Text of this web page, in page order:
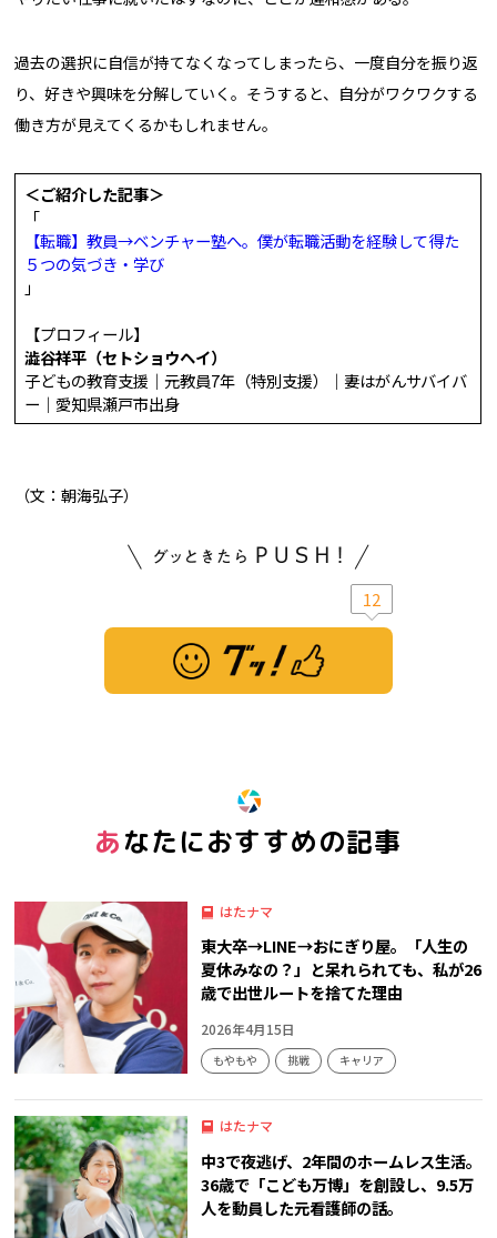
過去の選択に自信が持てなくなってしまったら、一度自分を振り返
り、好きや興味を分解していく。そうすると、自分がワクワクする
働き方が見えてくるかもしれません。
＜ご紹介した記事＞
「
【転職】教員→ベンチャー塾へ。僕が転職活動を経験して得た
５つの気づき・学び
」
【プロフィール】
澁谷祥平（セトショウヘイ）
子どもの教育支援｜元教員7年（特別支援）｜妻はがんサバイバ
ー｜愛知県瀬戸市出身
（文：朝海弘子）
12
あなたにおすすめの記事
はたナマ
東大卒→LINE→おにぎり屋。「人生の
夏休みなの？」と呆れられても、私が26
歳で出世ルートを捨てた理由
2026年4月15日
もやもや 挑戦 キャリア
はたナマ
中3で夜逃げ、2年間のホームレス生活。
36歳で「こども万博」を創設し、9.5万
人を動員した元看護師の話。